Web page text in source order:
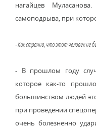
нагайцев
самоподрыва, при
- Как странно, что этот человек не
- В прошлом году
которое как-то
большинством людей
при проведении
очень болезненно